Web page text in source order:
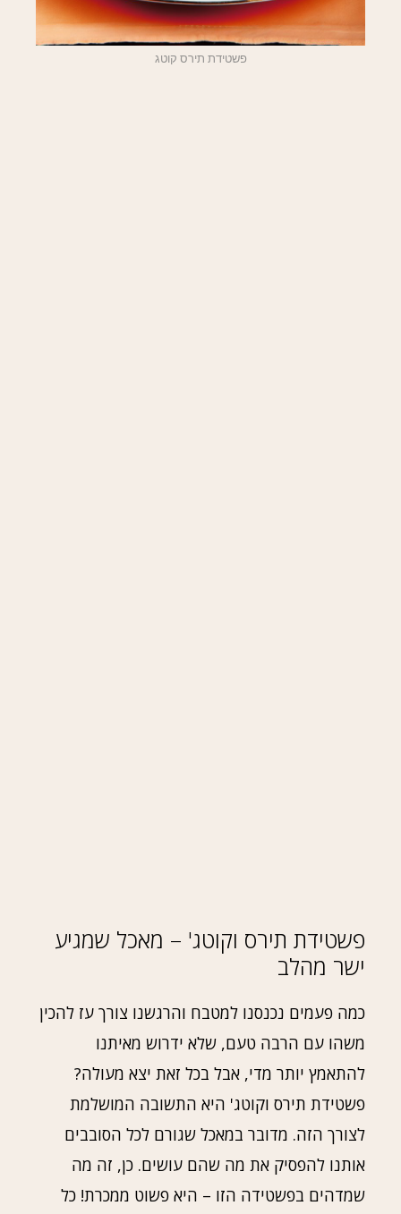
פשטידת תירס קוטג
פשטידת תירס וקוטג' – מאכל שמגיע
ישר מהלב
כמה פעמים נכנסנו למטבח והרגשנו צורך עז להכין
משהו עם הרבה טעם, שלא ידרוש מאיתנו
להתאמץ יותר מדי, אבל בכל זאת יצא מעולה?
פשטידת תירס וקוטג' היא התשובה המושלמת
לצורך הזה. מדובר במאכל שגורם לכל הסובבים
אותנו להפסיק את מה שהם עושים. כן, זה מה
שמדהים בפשטידה הזו – היא פשוט ממכרת! כל